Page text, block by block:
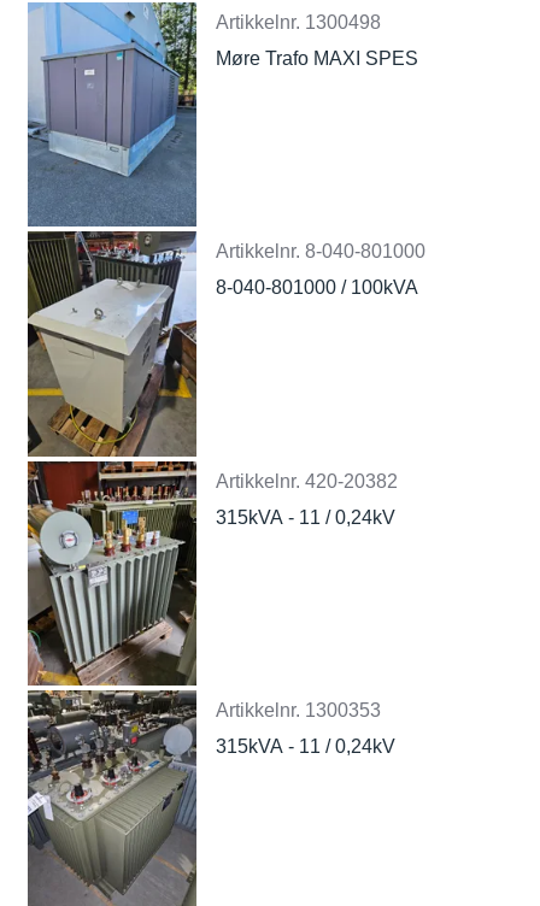
Artikkelnr. 1300498
Møre Trafo MAXI SPES
Artikkelnr. 8-040-801000
8-040-801000 / 100kVA
Artikkelnr. 420-20382
315kVA - 11 / 0,24kV
Artikkelnr. 1300353
315kVA - 11 / 0,24kV